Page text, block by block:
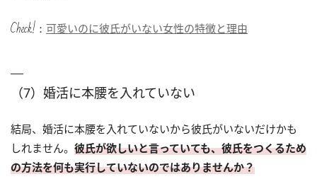
Check!： 可愛いのに彼氏がいない女性の特徴と理由
（7）婚活に本腰を入れていない
結局、婚活に本腰を入れていないから彼氏がいないだけかも
しれません。 彼氏が欲しいと言っていても、彼氏をつくるため
の方法を何も実行していないのではありませんか？